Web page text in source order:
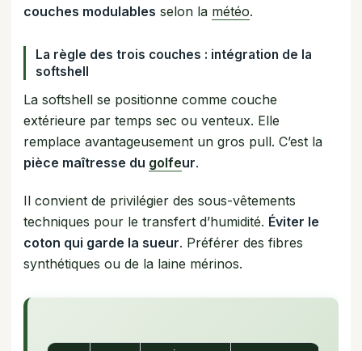
couches modulables selon la météo.
La règle des trois couches : intégration de la
softshell
La softshell se positionne comme couche
extérieure par temps sec ou venteux. Elle
remplace avantageusement un gros pull. C’est la
pièce maîtresse du golfeur.
Il convient de privilégier des sous-vêtements
techniques pour le transfert d’humidité. Éviter le
coton qui garde la sueur. Préférer des fibres
synthétiques ou de la laine mérinos.